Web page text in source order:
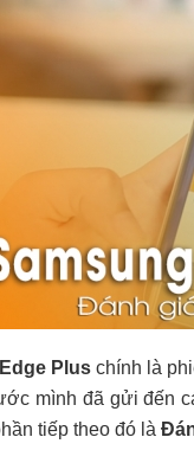
Plus chính là
mình đã gửi đến
tiếp theo đó là